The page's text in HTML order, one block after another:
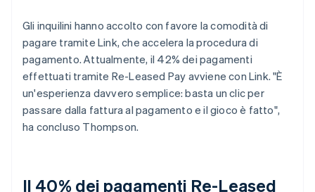
Gli inquilini hanno accolto con favore la comodità di
pagare tramite Link, che accelera la procedura di
pagamento. Attualmente, il 42% dei pagamenti
effettuati tramite Re-Leased Pay avviene con Link. "È
un'esperienza davvero semplice: basta un clic per
passare dalla fattura al pagamento e il gioco è fatto",
ha concluso Thompson.
Il 40% dei pagamenti Re-Leased